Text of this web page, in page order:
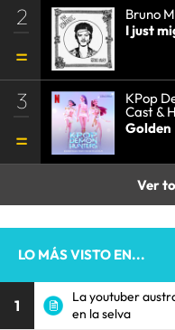
2
Bruno
I just
3 KPop
Cast &
Golden
Ver
LO MÁS VISTO EN...
1
La youtuber
en la selva